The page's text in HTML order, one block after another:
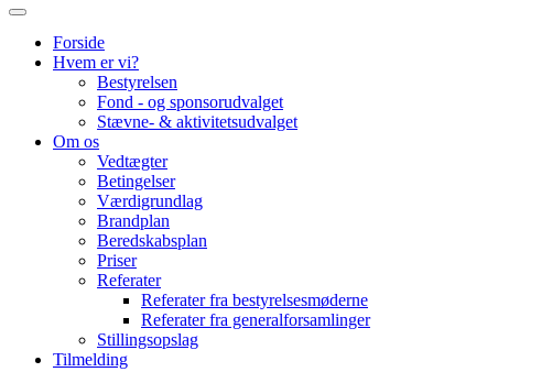
Forside
Hvem er vi?
Bestyrelsen
Fond - og sponsorudvalget
Stævne- & aktivitetsudvalget
Om os
Vedtægter
Betingelser
Værdigrundlag
Brandplan
Beredskabsplan
Priser
Referater
Referater fra bestyrelsesmøderne
Referater fra generalforsamlinger
Stillingsopslag
Tilmelding